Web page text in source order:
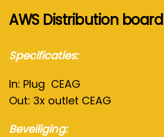
AWS Distribution board
Specificaties:
In: Plug CEAG
Out: 3x outlet CEAG
Beveiliging: